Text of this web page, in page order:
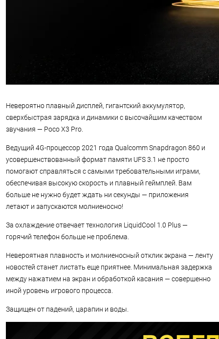
Невероятно плавный дисплей, гигантский аккумулятор,
сверхбыстрая зарядка и динамики с высочайшим качеством
звучания — Poco X3 Pro.
Ведущий 4G-процессор 2021 года Qualcomm Snapdragon 860 и
усовершенствованный формат памяти UFS 3.1 не просто
помогают справляться с самыми требовательными играми,
обеспечивая высокую скорость и плавный геймплей. Вам
больше не нужно будет ждать ни секунды — приложения
летают и запускаются молниеносно!
За охлаждение отвечает технология LiquidCool 1.0 Plus —
горячий телефон больше не проблема.
Невероятная плавность и молниеносный отклик экрана — ленту
новостей станет листать еще приятнее. Минимальная задержка
между нажатием на экран и обработкой касания — совершенно
иной уровень игрового процесса.
Защищен от падений, царапин и воды.